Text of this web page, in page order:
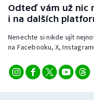
Odteď vám už nic
i na dalších
Nenechte si nikde ujít
na Facebooku, X,